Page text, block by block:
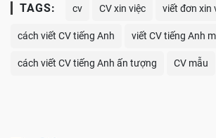
TAGS: cv CV xin việc viết đơn xin
cách viết CV tiếng Anh viết CV tiếng Anh
cách viết CV tiếng Anh ấn tượng CV mẫu